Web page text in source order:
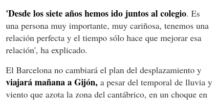
'Desde los siete años hemos ido juntos al colegio. Es
una persona muy importante, muy cariñosa, tenemos una
relación perfecta y el tiempo sólo hace que mejorar esa
relación', ha explicado.
El Barcelona no cambiará el plan del desplazamiento y
viajará mañana a Gijón, a pesar del temporal de lluvia y
viento que azota la zona del cantábrico, en un choque en